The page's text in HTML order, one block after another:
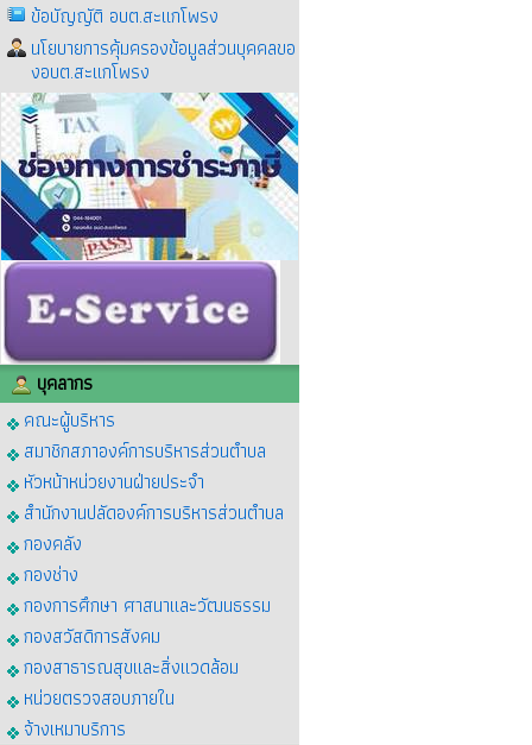
ข้อบัญญัติ อบต.สะแกโพรง
นโยบายการคุ้มครองข้อมูลส่วนบุคคลขอ
งอบต.สะแกโพรง
บุคลากร
คณะผู้บริหาร
สมาชิกสภาองค์การบริหารส่วนตำบล
หัวหน้าหน่วยงานฝ่ายประจำ
สำนักงานปลัดองค์การบริหารส่วนตำบล
กองคลัง
กองช่าง
กองการศึกษา ศาสนาและวัฒนธรรม
กองสวัสดิการสังคม
กองสาธารณสุขและสิ่งแวดล้อม
หน่วยตรวจสอบภายใน
จ้างเหมาบริการ